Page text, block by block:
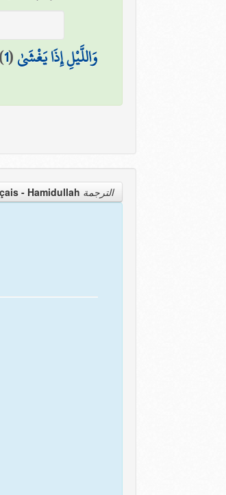
وَاللَّيْلِ إِذَا يَغْشَىٰ(
1
الترجمة Translation - Hamidullah